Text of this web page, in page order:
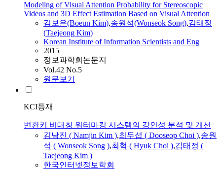
Modeling of Visual Attention Probability for Stereoscopic
Videos and 3D Effect Estimation Based on Visual Attention
김보은(Boeun Kim),송원석(Wonseok Song),김태정
(Taejeong Kim)
Korean Institute of Information Scientists and Eng
2015
정보과학회논문지
Vol.42 No.5
원문보기
KCI등재
변환키 비대칭 워터마킹 시스템의 강인성 분석 및 개선
김남진 ( Namjin Kim ),최두섭 ( Dooseop Choi ),송원
석 ( Wonseok Song ),최혁 ( Hyuk Choi ),김태정 (
Taejeong Kim )
한국인터넷정보학회